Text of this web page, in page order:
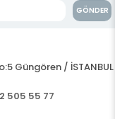
GÖNDER
Güngören / İSTANBUL
505 55 77